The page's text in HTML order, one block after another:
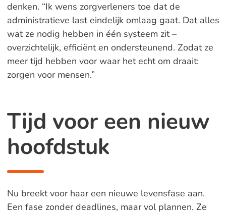
denken. “Ik wens zorgverleners toe dat de
administratieve last eindelijk omlaag gaat. Dat alles
wat ze nodig hebben in één systeem zit –
overzichtelijk, efficiënt en ondersteunend. Zodat ze
meer tijd hebben voor waar het echt om draait:
zorgen voor mensen.”
Tijd voor een nieuw
hoofdstuk
Nu breekt voor haar een nieuwe levensfase aan.
Een fase zonder deadlines, maar vol plannen. Ze